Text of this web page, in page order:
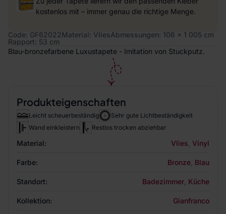
kostenlos mit – immer genau die richtige Menge.
Code: GF62022Material: VliesAbmessungen: 106 x 1 005 cm
Rapport: 53 cm
Blau-bronzefarbene Luxustapete - Imitation von Stuckputz.
Produkteigenschaften
Leicht scheuerbeständig
Sehr gute Lichtbeständigkeit
Wand einkleistern
Restlos trocken abziehbar
Material: Vlies Vinyl
Farbe: Bronze Blau
Standort: Badezimmer Küche
Kollektion: Gianfranco